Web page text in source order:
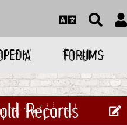
FORUMS
Records